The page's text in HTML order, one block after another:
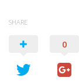
SHARE
0